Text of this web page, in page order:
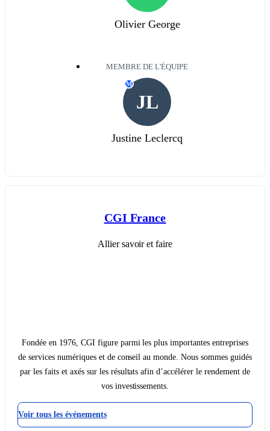
Olivier George
MEMBRE DE L'ÉQUIPE
JL
M
Justine Leclercq
CGI France
Allier savoir et faire
Fondée en 1976, CGI figure parmi les plus importantes entreprises
de services numériques et de conseil au monde. Nous sommes guidés
par les faits et axés sur les résultats afin d’accélérer le rendement de
vos investissements.
Voir tous les événements